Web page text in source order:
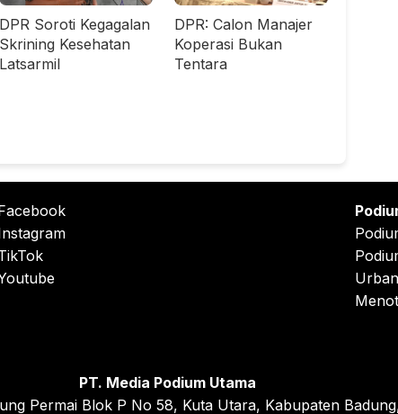
DPR Soroti Kegagalan
Skrining Kesehatan
Latsarmil
DPR: Calon Manajer
Koperasi Bukan
Tentara
PT. Media Podium Utama
Permai Blok P No 58, Kuta Utara, Kabupaten